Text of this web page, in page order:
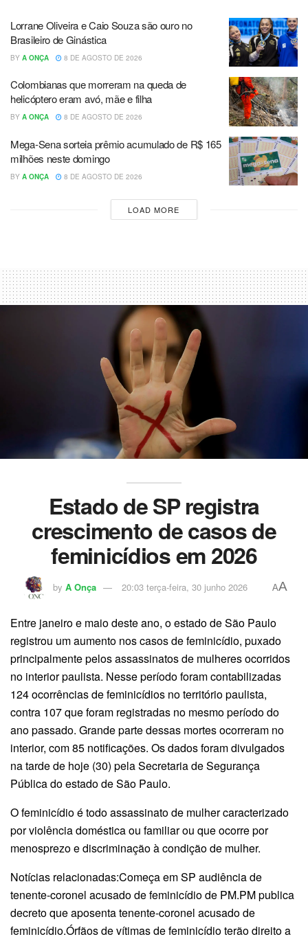
Lorrane Oliveira e Caio Souza são ouro no
Brasileiro de Ginástica
BY A ONÇA 8 DE AGOSTO DE 2026
Colombianas que morreram na queda de
helicóptero eram avó, mãe e filha
BY A ONÇA 8 DE AGOSTO DE 2026
Mega-Sena sorteia prêmio acumulado de R$ 165
milhões neste domingo
BY A ONÇA 8 DE AGOSTO DE 2026
LOAD MORE
Estado de SP registra
crescimento de casos de
feminicídios em 2026
by A Onça 20:03 terça-feira, 30 junho 2026 AA
Entre janeiro e maio deste ano, o estado de São Paulo
registrou um aumento nos casos de feminicídio, puxado
principalmente pelos assassinatos de mulheres ocorridos
no interior paulista. Nesse período foram contabilizadas
124 ocorrências de feminicídios no território paulista,
contra 107 que foram registradas no mesmo período do
ano passado. Grande parte dessas mortes ocorreram no
interior, com 85 notificações. Os dados foram divulgados
na tarde de hoje (30) pela Secretaria de Segurança
Pública do estado de São Paulo.
O feminicídio é todo assassinato de mulher caracterizado
por violência doméstica ou familiar ou que ocorre por
menosprezo e discriminação à condição de mulher.
Notícias relacionadas:Começa em SP audiência de
tenente-coronel acusado de feminicídio de PM.PM publica
decreto que aposenta tenente-coronel acusado de
feminicídio.Órfãos de vítimas de feminicídio terão direito a